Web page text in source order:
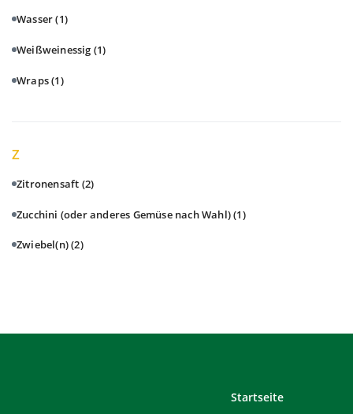
Wasser(1)
Weißweinessig (1)
Wraps(1)
Z
Zitronensaft (2)
Zucchini (oder anderes Gemüse nach Wahl)(1)
Zwiebel(n)(2)
Startseite